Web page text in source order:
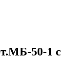
50-1 с